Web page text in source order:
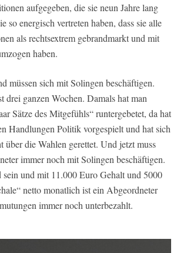
aufgegeben, die sie neun Jahre lang
so energisch vertreten haben, dass sie alle
als rechtsextrem gebrandmarkt und mit
haben.
müssen sich mit Solingen beschäftigen.
drei ganzen Wochen. Damals hat man
Sätze des Mitgefühls“ runtergebetet, da hat
Handlungen Politik vorgespielt und hat sich
über die Wahlen gerettet. Und jetzt muss
immer noch mit Solingen beschäftigen.
und mit 11.000 Euro Gehalt und 5000
netto monatlich ist ein Abgeordneter
immer noch unterbezahlt.